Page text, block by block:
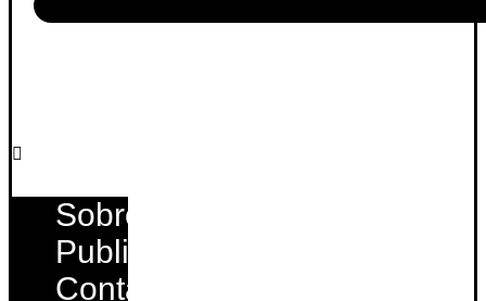
Sobre
Publique
Contato